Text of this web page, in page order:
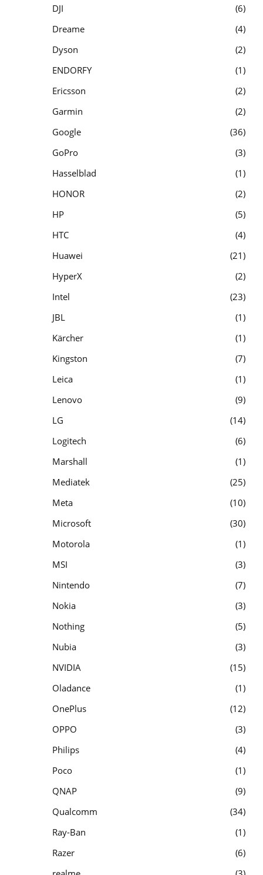
DJI
6
Dreame
4
Dyson
2
ENDORFY
1
Ericsson
2
Garmin
2
Google
36
GoPro
3
Hasselblad
1
HONOR
2
HP
5
HTC
4
Huawei
21
HyperX
2
Intel
23
JBL
1
Kärcher
1
Kingston
7
Leica
1
Lenovo
9
LG
14
Logitech
6
Marshall
1
Mediatek
25
Meta
10
Microsoft
30
Motorola
1
MSI
3
Nintendo
7
Nokia
3
Nothing
5
Nubia
3
NVIDIA
15
Oladance
1
OnePlus
12
OPPO
3
Philips
4
Poco
1
QNAP
9
Qualcomm
34
Ray-Ban
1
Razer
6